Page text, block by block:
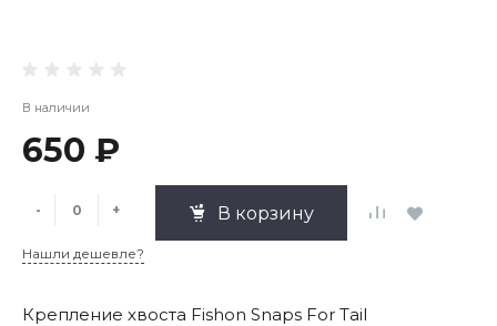
В наличии
650 ₽
- + В корзину
Нашли дешевле?
Крепление хвоста Fishon Snaps For Tail